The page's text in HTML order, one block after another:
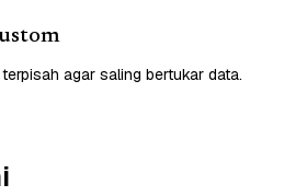
agar saling bertukar data.